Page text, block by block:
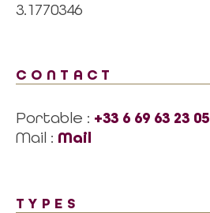
3.1770346
CONTACT
Portable : +33 6 69 63 23 05
Mail : Mail
TYPES